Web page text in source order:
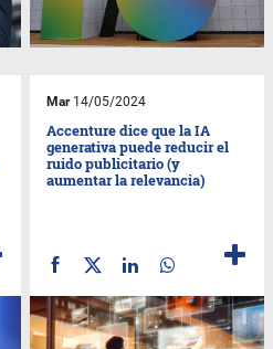
Mar14/05/2024
Accenture dice que la IA
generativa puede reducir el
ruido publicitario (y
aumentar la relevancia)